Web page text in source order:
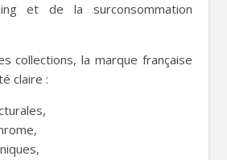
et de la surconsommation
collections, la marque française
claire :